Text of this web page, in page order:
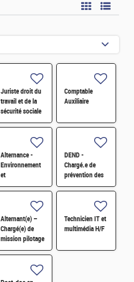
Juriste droit du
travail et de la
sécurité sociale
H/F
Comptable
Auxiliaire
Alternance -
Environnement
et
développement
DEND -
Chargé.e de
prévention des
risques
et conseiller.e
en
radioprotection
Alternant(e) –
Chargé(e) de
mission pilotage
de projets et
digitale H/F
Technicien IT et
multimédia H/F